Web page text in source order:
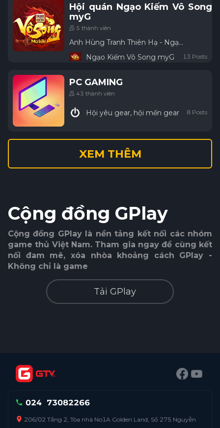
Hội quán Ngạo Kiếm Vô Song
myG
5 thành viên
Anh Hùng Tranh Thiên Hạ - Ngạo Kiếm Định Giang Sơn
Ngạo Kiếm Vô Song myG
13 Posts
PC GAMING
43 thành viên
Hội yêu gear, hội mến gear 8 Posts
XEM THÊM
Cộng đồng GPlay
Cộng đồng GPlay là nền tảng kết nối các nhóm
game thủ Việt Nam. Tham gia ngay để cùng kết
nối đam mê, xóa nhòa khoảng cách GPlay -
Không chỉ là game
Tải GPlay
024 73082266
206/02 Tầng 2, Tòa nhà No1A Golden Land, Số 275 Nguyễn